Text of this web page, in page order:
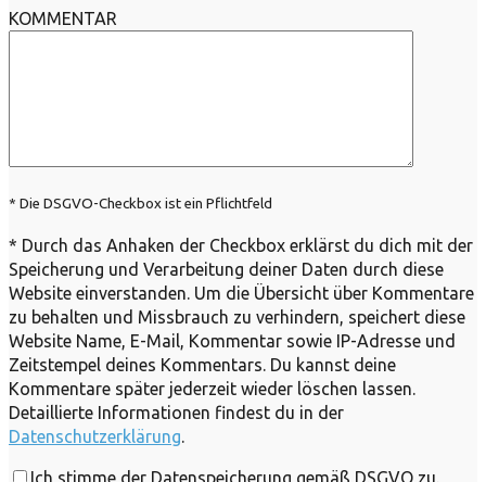
KOMMENTAR
* Die DSGVO-Checkbox ist ein Pflichtfeld
* Durch das Anhaken der Checkbox erklärst du dich mit der
Speicherung und Verarbeitung deiner Daten durch diese
Website einverstanden. Um die Übersicht über Kommentare
zu behalten und Missbrauch zu verhindern, speichert diese
Website Name, E-Mail, Kommentar sowie IP-Adresse und
Zeitstempel deines Kommentars. Du kannst deine
Kommentare später jederzeit wieder löschen lassen.
Detaillierte Informationen findest du in der
Datenschutzerklärung.
Ich stimme der Datenspeicherung gemäß DSGVO zu.